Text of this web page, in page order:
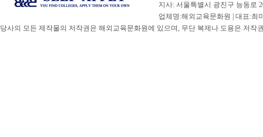
지사: 서울특별시 광진구 능동로
업체명:해외교육문화원 | 대표:최
당사의 모든 제작물의 저작권은 해외교육문화원에 있으며, 무단 복제나 도용은 저